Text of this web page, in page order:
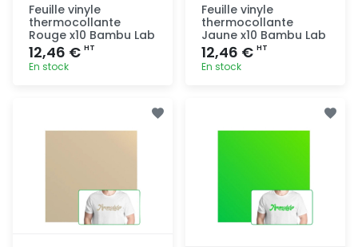
Feuille vinyle
thermocollante
Rouge x10 Bambu Lab
12,46 € HT
En stock
Feuille vinyle
thermocollante
Jaune x10 Bambu Lab
12,46 € HT
En stock